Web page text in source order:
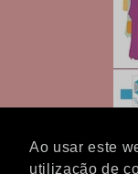
Ao usar este
utilização de